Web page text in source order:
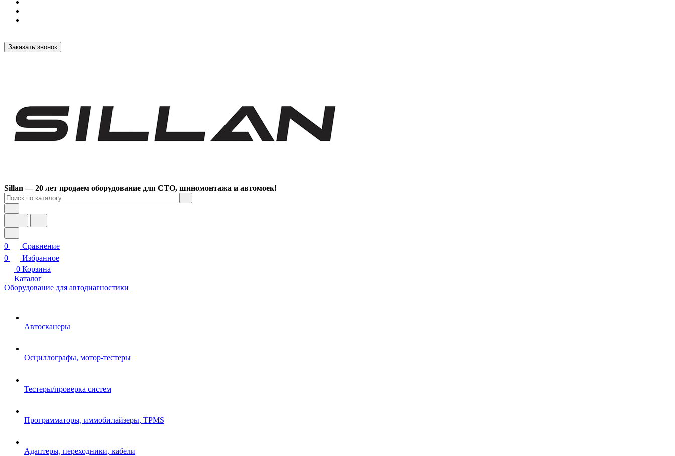
Заказать звонок
Sillan — 20 лет продаем оборудование для СТО, шиномонтажа и автомоек!
0
Сравнение
0
Избранное
0 Корзина
Каталог
Оборудование для автодиагностики
Автосканеры
Осциллографы, мотор-тестеры
Тестеры/проверка систем
Программаторы, иммобилайзеры, TPMS
Адаптеры, переходники, кабели